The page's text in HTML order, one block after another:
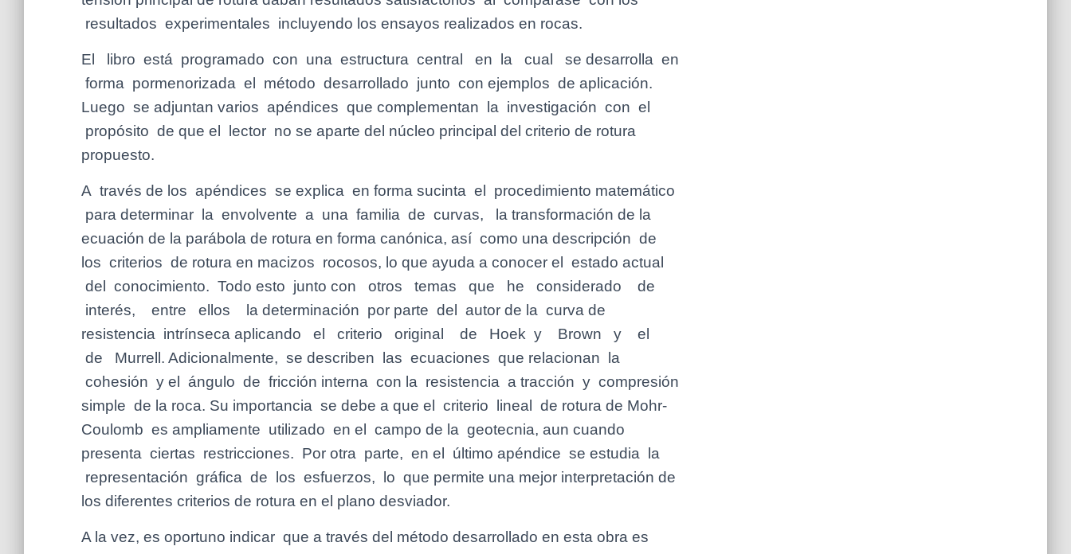
resultados experimentales incluyendo los ensayos realizados en rocas.
El libro está programado con una estructura central en la cual se desarrolla en
forma pormenorizada el método desarrollado junto con ejemplos de aplicación.
Luego se adjuntan varios apéndices que complementan la investigación con el
propósito de que el lector no se aparte del núcleo principal del criterio de rotura
propuesto.
A través de los apéndices se explica en forma sucinta el procedimiento matemático
para determinar la envolvente a una familia de curvas, la transformación de la
ecuación de la parábola de rotura en forma canónica, así como una descripción de
los criterios de rotura en macizos rocosos, lo que ayuda a conocer el estado actual
del conocimiento. Todo esto junto con otros temas que he considerado de
interés, entre ellos la determinación por parte del autor de la curva de
resistencia intrínseca aplicando el criterio original de Hoek y Brown y el
de Murrell. Adicionalmente, se describen las ecuaciones que relacionan la
cohesión y el ángulo de fricción interna con la resistencia a tracción y compresión
simple de la roca. Su importancia se debe a que el criterio lineal de rotura de Mohr-
Coulomb es ampliamente utilizado en el campo de la geotecnia, aun cuando
presenta ciertas restricciones. Por otra parte, en el último apéndice se estudia la
representación gráfica de los esfuerzos, lo que permite una mejor interpretación de
los diferentes criterios de rotura en el plano desviador.
A la vez, es oportuno indicar que a través del método desarrollado en esta obra es